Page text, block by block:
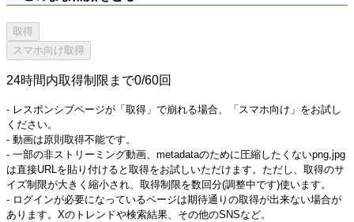
24時間内取得制限まで0/60回
- レスポンシブページが「取得」で崩れる場合、「スマホ向け」をお試し
ください。
- 動画は原則取得不能です。
- 一部の非ストリーミング動画、metadataのために圧縮したくないpng,jpg
は直接URLを貼り付けると取得をお試しいただけます。ただし、取得のサ
イズ制限が大きく縮小され、取得制限を数回分(調整中です)使います。
- ログインが必要になっているページは期待通りの取得が出来ない場合が
あります。Xのトレンドや検索結果、その他のSNSなど。